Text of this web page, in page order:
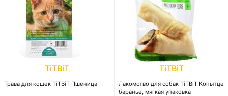
TiTBiT
Трава для кошек TiTBiT Пшеница
TiTBiT
Лакомство для собак TiTBiT Копытце
баранье, мягкая упаковка